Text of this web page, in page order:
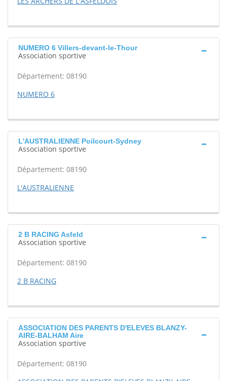
NUMERO 6 Villers-devant-le-Thour
Association sportive
Département: 08190
NUMERO 6
L'AUSTRALIENNE Poilcourt-Sydney
Association sportive
Département: 08190
L'AUSTRALIENNE
2 B RACING Asfeld
Association sportive
Département: 08190
2 B RACING
ASSOCIATION DES PARENTS D'ELEVES BLANZY-
AIRE-BALHAM Aire
Association sportive
Département: 08190